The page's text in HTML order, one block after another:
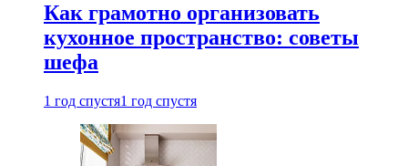
Как грамотно организовать
кухонное пространство: советы
шефа
1 год спустя1 год спустя